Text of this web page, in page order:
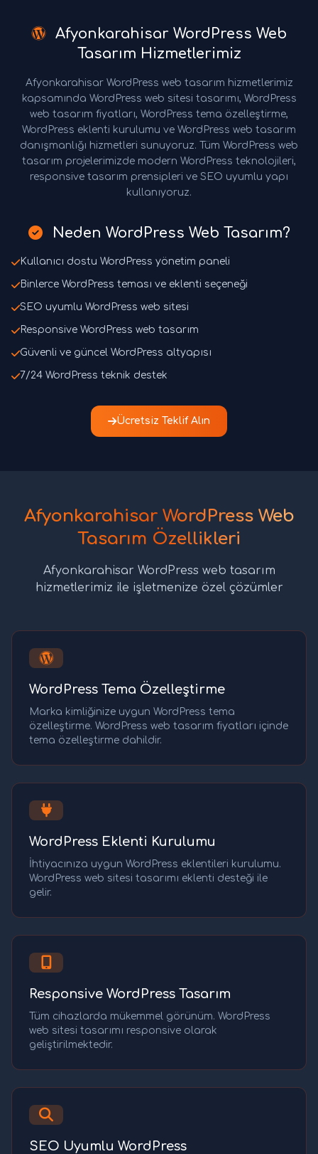
Afyonkarahisar WordPress Web
Tasarım Hizmetlerimiz
Afyonkarahisar WordPress web tasarım hizmetlerimiz
kapsamında WordPress web sitesi tasarımı, WordPress
web tasarım fiyatları, WordPress tema özelleştirme,
WordPress eklenti kurulumu ve WordPress web tasarım
danışmanlığı hizmetleri sunuyoruz. Tüm WordPress web
tasarım projelerimizde modern WordPress teknolojileri,
responsive tasarım prensipleri ve SEO uyumlu yapı
kullanıyoruz.
Neden WordPress Web Tasarım?
Kullanıcı dostu WordPress yönetim paneli
Binlerce WordPress teması ve eklenti seçeneği
SEO uyumlu WordPress web sitesi
Responsive WordPress web tasarım
Güvenli ve güncel WordPress altyapısı
7/24 WordPress teknik destek
Ücretsiz Teklif Alın
Afyonkarahisar WordPress Web
Tasarım Özellikleri
Afyonkarahisar WordPress web tasarım
hizmetlerimiz ile işletmenize özel çözümler
WordPress Tema Özelleştirme
Marka kimliğinize uygun WordPress tema
özelleştirme. WordPress web tasarım fiyatları içinde
tema özelleştirme dahildir.
WordPress Eklenti Kurulumu
İhtiyacınıza uygun WordPress eklentileri kurulumu.
WordPress web sitesi tasarımı eklenti desteği ile
gelir.
Responsive WordPress Tasarım
Tüm cihazlarda mükemmel görünüm. WordPress
web sitesi tasarımı responsive olarak
geliştirilmektedir.
SEO Uyumlu WordPress